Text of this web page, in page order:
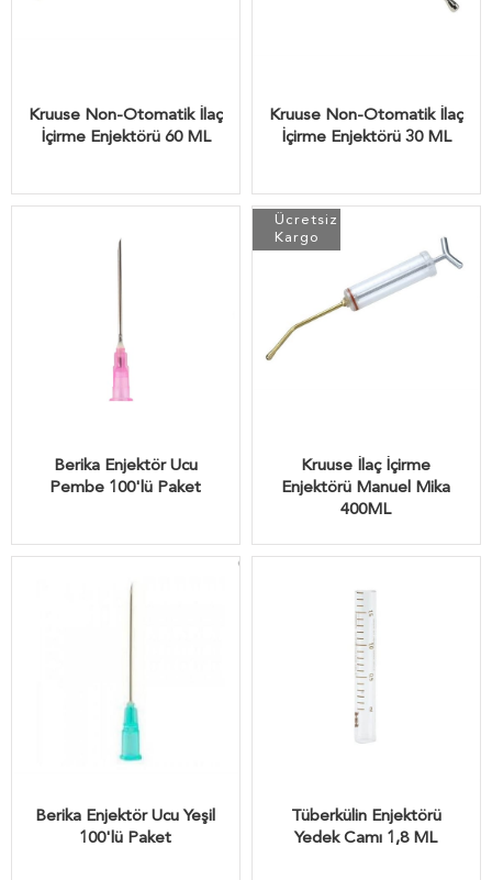
Kruuse Non-Otomatik İlaç
İçirme Enjektörü 60 ML
Kruuse Non-Otomatik İlaç
İçirme Enjektörü 30 ML
Berika Enjektör Ucu
Pembe 100'lü Paket
Kruuse İlaç İçirme
Enjektörü Manuel Mika
400ML
Ücretsiz
Kargo
Berika Enjektör Ucu Yeşil
100'lü Paket
Tüberkülin Enjektörü
Yedek Camı 1,8 ML